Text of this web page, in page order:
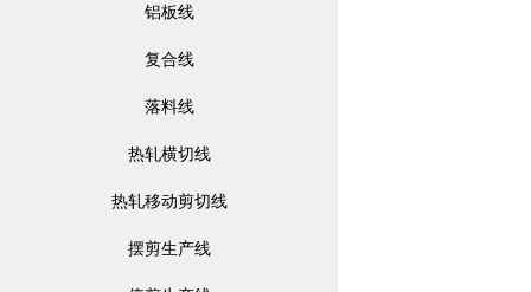
铝板线
复合线
落料线
热轧横切线
热轧移动剪切线
摆剪生产线